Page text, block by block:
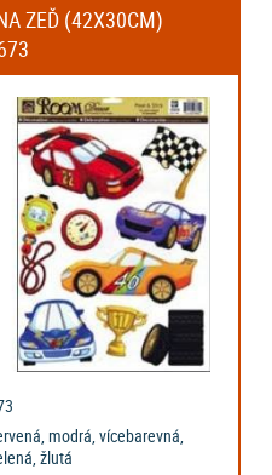
ZEĎ (42X30CM)
modrá, vícebarevná,
žlutá